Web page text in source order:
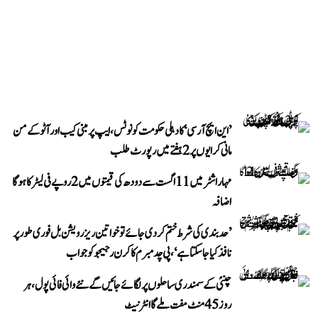
’این ایچ آر سی‘ کا دہلی حکومت کو نوٹس، ایپ پر مبنی کیب اور آٹو کے من
مانی کرایوں پر 2 ہفتے میں رپورٹ طلب
مہاراشٹر میں 11 اگست سے دودھ کی قیمتوں میں 2 روپے فی لیٹر کا ہوگا
اضافہ
’حد بندی کی شرط ختم کر دی جائے تو خواتین ریزرویشن بل فوری طور پر
نافذ کیا جا سکتا ہے‘، پی چدمبرم کا کرن رجیجو کو جواب
چنئی کے سمندری ساحلوں پر لگائے جائیں گے نئے وائی فائی پول، ہر
روز 45 منٹ مفت ملے گا انٹرنیٹ